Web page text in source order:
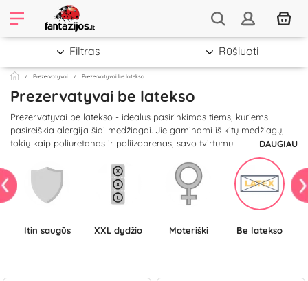
Prezervatyvai Prezervatyvai be latekso
Filtras Rūšiuoti
Prezervatyvai be latekso
Prezervatyvai be latekso - idealus pasirinkimas tiems, kuriems
pasireiškia alergija šiai medžiagai. Jie gaminami iš kitų medžiagų,
tokių kaip poliuretanas ir poliizoprenas, savo tvirtumu
nenusileidžiančių lateksui. Tokie prezervatyvai dažniausiai yra
plonesni už įprastus, todėl leis Jums mėgautis natūralesniais
pojūčiais. Jie atitinka aukščiausios kokybės standartus, užtikrina tokį
patį komforto ir apsaugos lygį.
DAUGIAU
Itin saugūs XXL dydžio Moteriški be latekso